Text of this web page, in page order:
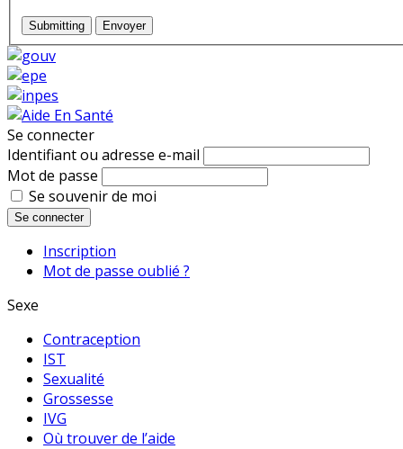
Submitting Envoyer
Se connecter
Identifiant ou adresse e-mail
Mot de passe
Se souvenir de moi
Se connecter
Inscription
Mot de passe oublié ?
Sexe
Contraception
IST
Sexualité
Grossesse
IVG
Où trouver de l’aide